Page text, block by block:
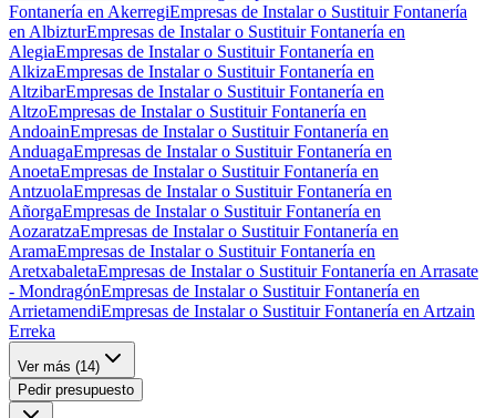
Fontanería en AkerregiEmpresas de Instalar o Sustituir Fontanería
en AlbizturEmpresas de Instalar o Sustituir Fontanería en
AlegiaEmpresas de Instalar o Sustituir Fontanería en
AlkizaEmpresas de Instalar o Sustituir Fontanería en
AltzibarEmpresas de Instalar o Sustituir Fontanería en
AltzoEmpresas de Instalar o Sustituir Fontanería en
AndoainEmpresas de Instalar o Sustituir Fontanería en
AnduagaEmpresas de Instalar o Sustituir Fontanería en
AnoetaEmpresas de Instalar o Sustituir Fontanería en
AntzuolaEmpresas de Instalar o Sustituir Fontanería en
AñorgaEmpresas de Instalar o Sustituir Fontanería en
AozaratzaEmpresas de Instalar o Sustituir Fontanería en
AramaEmpresas de Instalar o Sustituir Fontanería en
AretxabaletaEmpresas de Instalar o Sustituir Fontanería en Arrasate
- MondragónEmpresas de Instalar o Sustituir Fontanería en
ArrietamendiEmpresas de Instalar o Sustituir Fontanería en Artzain
Erreka
Ver más (14)
Pedir presupuesto